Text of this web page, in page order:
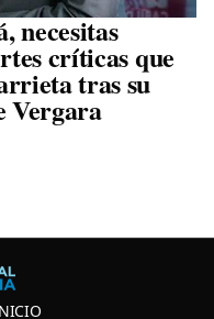
necesitas
críticas que
tras su
Vergara